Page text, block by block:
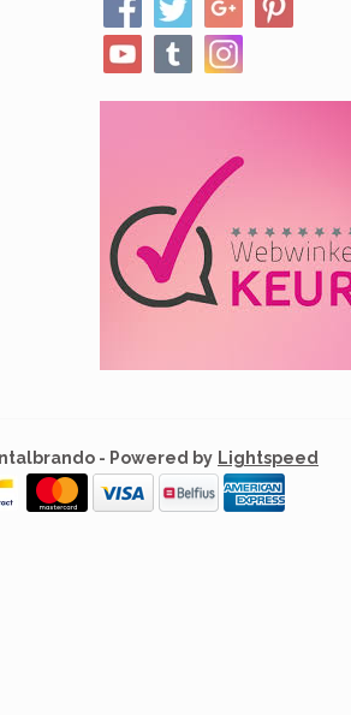
- Powered by Lightspeed